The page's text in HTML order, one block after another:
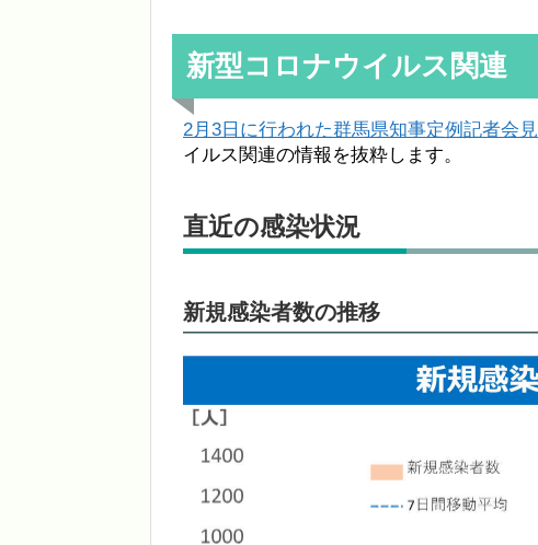
新型コロナウイルス関連
2月3日に行われた群馬県知事定例記者会見
イルス関連の情報を抜粋します。
直近の感染状況
新規感染者数の推移